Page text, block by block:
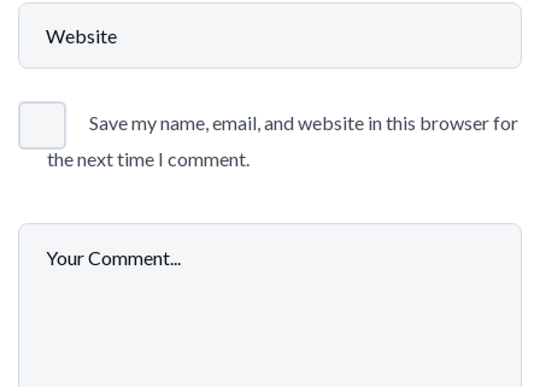
Save my name, email, and website in this browser for
the next time I comment.